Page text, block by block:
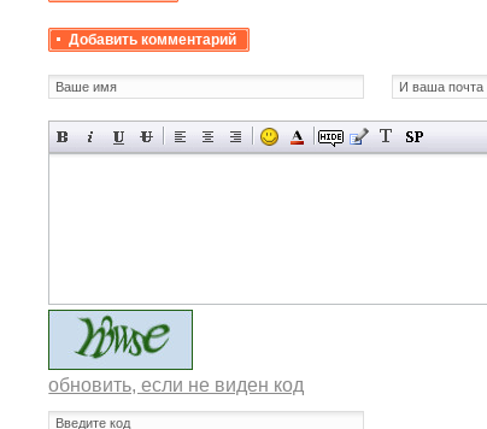
Добавить комментарий
обновить, если не виден код